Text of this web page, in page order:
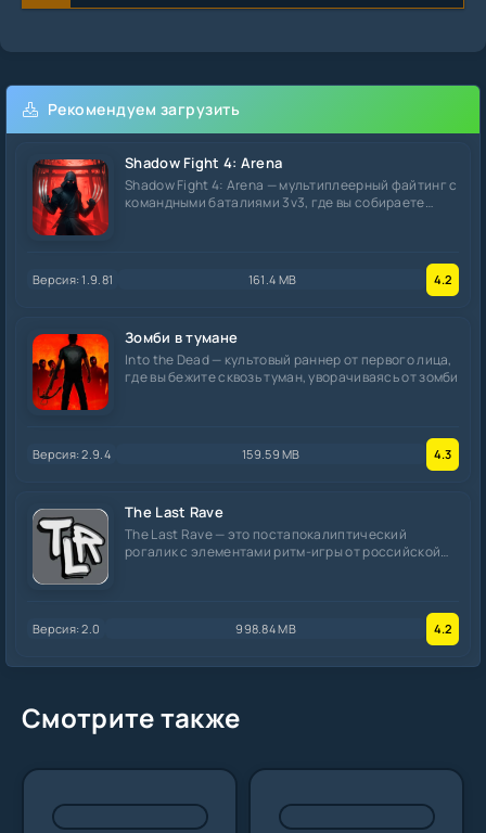
Рекомендуем загрузить
Shadow Fight 4: Arena
Shadow Fight 4: Arena — мультиплеерный файтинг с
командными баталиями 3v3, где вы собираете
Версия: 1.9.81 161.4 MB 4.2
Зомби в тумане
Into the Dead — культовый раннер от первого лица,
где вы бежите сквозь туман, уворачиваясь от зомби
Версия: 2.9.4 159.59 MB 4.3
The Last Rave
The Last Rave — это постапокалиптический
рогалик с элементами ритм-игры от российской
Версия: 2.0 998.84 MB 4.2
Смотрите также